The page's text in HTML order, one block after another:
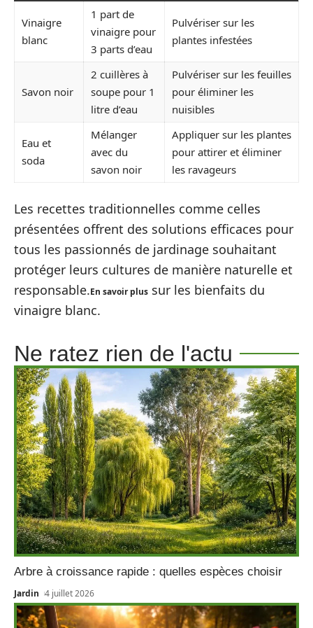
Vinaigre
blanc
1 part de
vinaigre pour
3 parts d’eau
Pulvériser sur les
plantes infestées
Savon noir
2 cuillères à
soupe pour 1
litre d’eau
Pulvériser sur les feuilles
pour éliminer les
nuisibles
Eau et
soda
Mélanger
avec du
savon noir
Appliquer sur les plantes
pour attirer et éliminer
les ravageurs
Les recettes traditionnelles comme celles
présentées offrent des solutions efficaces pour
tous les passionnés de jardinage souhaitant
protéger leurs cultures de manière naturelle et
responsable.En savoir plus sur les bienfaits du
vinaigre blanc.
Ne ratez rien de l'actu
Arbre à croissance rapide : quelles espèces choisir
Jardin 4 juillet 2026